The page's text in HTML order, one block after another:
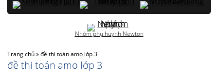
Trang chủ»đề thi toán amo lớp 3
đề thi toán amo lớp 3
Nhóm phụ huynh Newton